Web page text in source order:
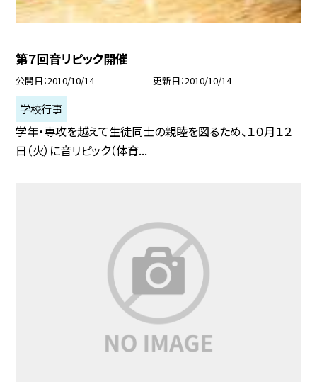
第７回音リピック開催
公開日 2010/10/14 更新日 2010/10/14
学校行事
学年・専攻を越えて生徒同士の親睦を図るため、１０月１２
日（火）に音リピック（体育...